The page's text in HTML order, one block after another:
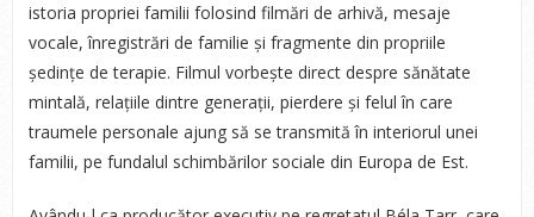
istoria propriei familii folosind filmări de arhivă, mesaje
vocale, înregistrări de familie și fragmente din propriile
ședințe de terapie. Filmul vorbește direct despre sănătate
mintală, relațiile dintre generații, pierdere și felul în care
traumele personale ajung să se transmită în interiorul unei
familii, pe fundalul schimbărilor sociale din Europa de Est.